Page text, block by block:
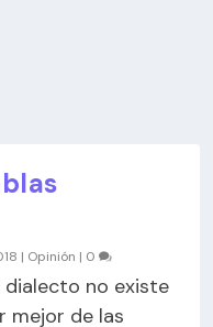
| Opinión | 0
dialecto no existe
mejor de las